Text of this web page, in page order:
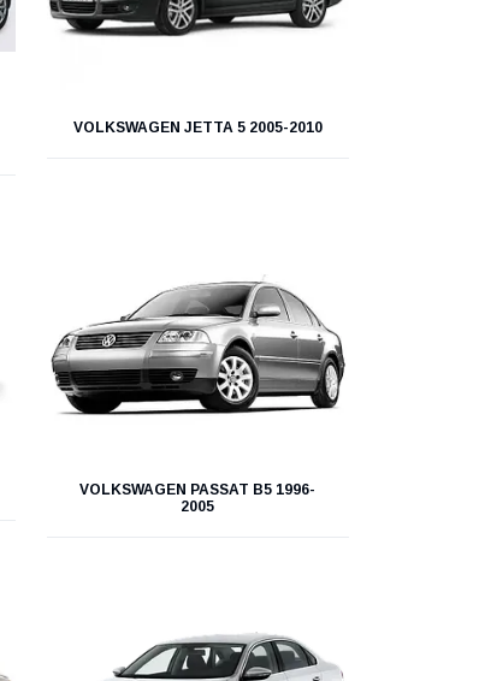
VOLKSWAGEN JETTA 5 2005-2010
VOLKSWAGEN PASSAT B5 1996-
2005